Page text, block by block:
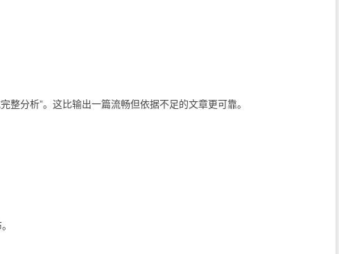
整分析”。这比输出一篇流畅但依据不足的文章更可靠。